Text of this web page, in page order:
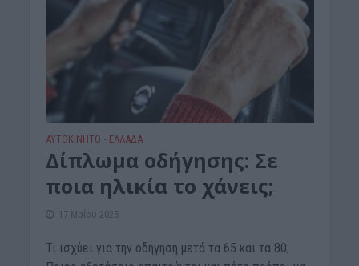
ΑΥΤΟΚΙΝΗΤΟ • ΕΛΛΑΔΑ
Δίπλωμα οδήγησης: Σε
ποια ηλικία το χάνεις;
17 Μαΐου 2025
Τι ισχύει για την οδήγηση μετά τα 65 και τα 80;